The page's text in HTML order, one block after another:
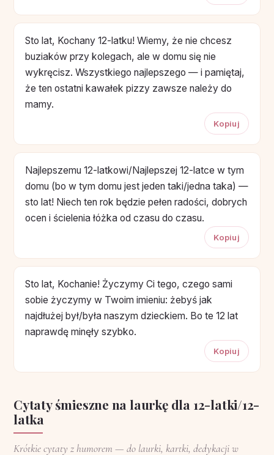
Sto lat, Kochany 12-latku! Wiemy, że nie chcesz
buziaków przy kolegach, ale w domu się nie
wykręcisz. Wszystkiego najlepszego — i pamiętaj,
że ten ostatni kawałek pizzy zawsze należy do
mamy.
Kopiuj
Najlepszemu 12-latkowi/Najlepszej 12-latce w tym
domu (bo w tym domu jest jeden taki/jedna taka) —
sto lat! Niech ten rok będzie pełen radości, dobrych
ocen i ścielenia łóżka od czasu do czasu.
Kopiuj
Sto lat, Kochanie! Życzymy Ci tego, czego sami
sobie życzymy w Twoim imieniu: żebyś jak
najdłużej był/była naszym dzieckiem. Bo te 12 lat
naprawdę minęły szybko.
Kopiuj
Cytaty śmieszne na laurkę dla 12-latki/12-
latka
Krótkie cytaty z humorem — do laurki, kartki, dedykacji w